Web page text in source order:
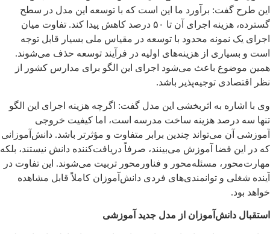
این طرح گفت: برآورد ما این است که با توسعه این مدل در سطح
گسترده، هزینه اجرای آن تا ۵۰ درصد کاهش پیدا کند. تفاوت میان
اجرای یک نمونه محدود با توسعه در مقیاس ملی بسیار قابل توجه
است و بسیاری از هزینه‌های اولیه در فرآیند توسعه حذف می‌شوند.
همین موضوع باعث می‌شود اجرای این الگو برای مدارس کشور از
نظر اقتصادی توجیه‌پذیر باشد.
وی با اشاره به اثربخشی این مدل گفت: اگرچه هزینه اجرای این الگو
تنها سه درصد هزینه ساخت مدرسه است، اما کیفیت خروجی
آموزشی آن می‌تواند چندین برابر متفاوت و مؤثرتر باشد. دانش‌آموزانی
که در این فضا آموزش می‌بینند، صرفاً دریافت‌کننده دانش نیستند، بلکه
مهارت‌محور، مسئله‌محور و فناورمحور تربیت می‌شوند. این تفاوت در
آینده شغلی و توانمندی‌های فردی دانش‌آموزان کاملاً قابل مشاهده
خواهد بود.
استقبال دانش‌آموزان از مدل جدید آموزشی